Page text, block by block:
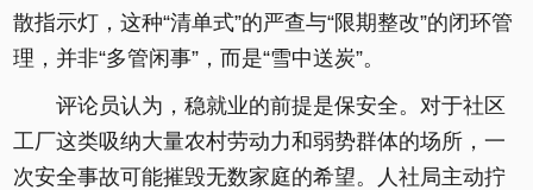
散指示灯，这种“清单式”的严查与“限期整改”的闭环管
理，并非“多管闲事”，而是“雪中送炭”。
评论员认为，稳就业的前提是保安全。对于社区
工厂这类吸纳大量农村劳动力和弱势群体的场所，一
次安全事故可能摧毁无数家庭的希望。人社局主动拧